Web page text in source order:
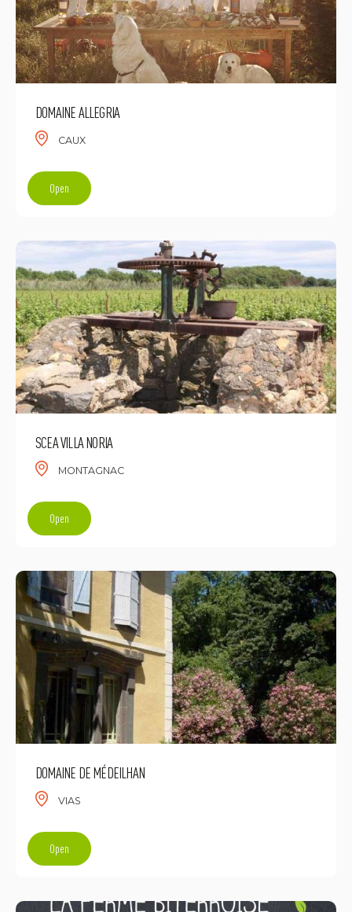
DOMAINE ALLEGRIA
CAUX
Open
SCEA VILLA NORIA
MONTAGNAC
Open
DOMAINE DE MÉDEILHAN
VIAS
Open